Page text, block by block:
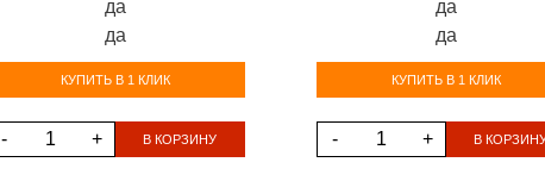
да
да
КУПИТЬ В 1 КЛИК
- + В КОРЗИНУ
да
да
КУПИТЬ В 1 КЛИК
- + В